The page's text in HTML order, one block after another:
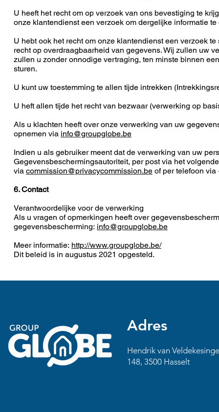
U heeft het recht om op verzoek van ons bevestiging te
onze klantendienst een verzoek om dergelijke informatie
U hebt ook het recht om onze klantendienst een verzoek
recht op overdraagbaarheid van gegevens. Wij zullen uw
zullen u zonder onnodige vertraging, ten minste binnen
sturen.
U kunt uw toestemming te allen tijde intrekken
U heft allen tijde het recht van bezwaar (verwerking op
Als u klachten heeft over onze verwerking van uw
opnemen via info@groupglobe.be
Indien u als gebruiker meent dat de verwerking van uw
Gegevensbeschermingsautoriteit, per post via het
via commission@privacycommission.be of per telefoon via
6. Contact
Verantwoordelijke voor de verwerking
Als u vragen of opmerkingen heeft over
gegevensbescherming: info@groupglobe.be
Meer informatie: http://www.groupglobe.be/
Dit beleid is in augustus 2021 opgesteld.
Adres
Hendrik van
148, 3500 Hasselt